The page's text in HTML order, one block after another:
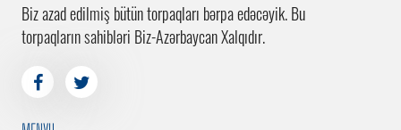
Biz azad edilmiş bütün torpaqları bərpa edəcəyik. Bu
torpaqların sahibləri Biz-Azərbaycan Xalqıdır.